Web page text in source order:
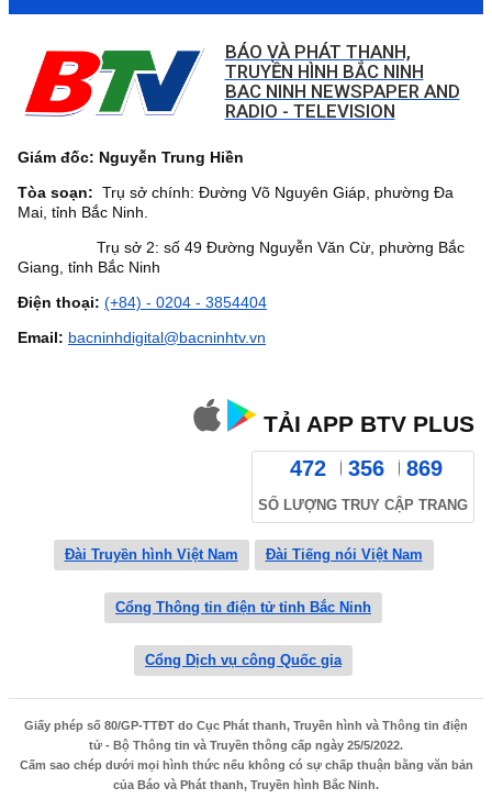
BÁO VÀ PHÁT THANH,
TRUYỀN HÌNH BẮC NINH
BAC NINH NEWSPAPER AND
RADIO - TELEVISION
Giám đốc: Nguyễn Trung Hiền
Tòa soạn: Trụ sở chính: Đường Võ Nguyên Giáp, phường Đa
Mai, tỉnh Bắc Ninh.
Trụ sở 2: số 49 Đường Nguyễn Văn Cừ, phường Bắc
Giang, tỉnh Bắc Ninh
Điện thoại: (+84) - 0204 - 3854404
Email: bacninhdigital@bacninhtv.vn
TẢI APP BTV PLUS
472 356 869
SỐ LƯỢNG TRUY CẬP TRANG
Đài Truyền hình Việt Nam Đài Tiếng nói Việt Nam
Cổng Thông tin điện tử tỉnh Bắc Ninh
Cổng Dịch vụ công Quốc gia
Giấy phép số 80/GP-TTĐT do Cục Phát thanh, Truyền hình và Thông tin điện
tử - Bộ Thông tin và Truyền thông cấp ngày 25/5/2022.
Cấm sao chép dưới mọi hình thức nếu không có sự chấp thuận bằng văn bản
của Báo và Phát thanh, Truyền hình Bắc Ninh.